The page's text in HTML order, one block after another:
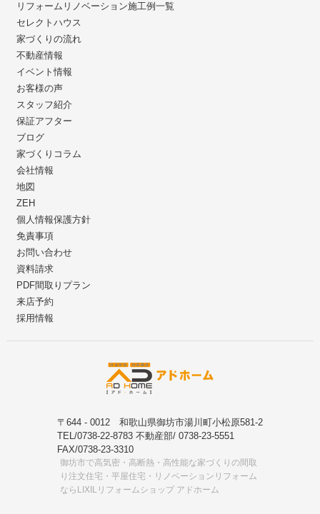
リフォームリノベーション施工例一覧
セレクトハウス
家づくりの流れ
不動産情報
イベント情報
お客様の声
スタッフ紹介
保証アフター
ブログ
家づくりコラム
会社情報
地図
ZEH
個人情報保護方針
免責事項
お問い合わせ
資料請求
PDF間取りプラン
来店予約
採用情報
〒644 - 0012 和歌山県御坊市湯川町小松原581-2
TEL/0738-22-8783 不動産部/ 0738-23-5551
FAX/0738-23-3310
御坊市で高気密・高断熱・高性能な家づくりの間取
り注文住宅・平屋住宅・リノベーションリフォーム
ならLIXILリフォームショップ アドホーム